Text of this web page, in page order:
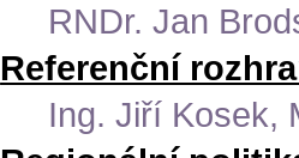
RNDr. Jan
Referenční
Ing. Jiří Kosek,